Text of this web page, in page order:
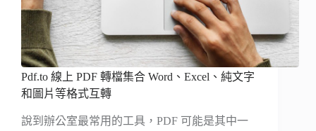
Pdf.to 線上 PDF 轉檔集合 Word、Excel、純文字
和圖片等格式互轉
說到辦公室最常用的工具，PDF 可能是其中一